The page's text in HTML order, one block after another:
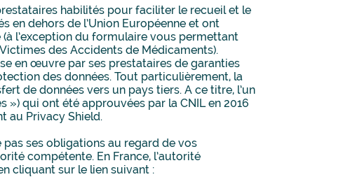
habilités pour faciliter le recueil et le
en dehors de l’Union Européenne et ont
l’exception du formulaire vous permettant
des Accidents de Médicaments).
en œuvre par ses prestataires de garanties
des données. Tout particulièrement, la
de données vers un pays tiers. A ce titre, l’un
») qui ont été approuvées par la CNIL en 2016
au Privacy Shield.
ses obligations au regard de vos
compétente. En France, l’autorité
cliquant sur le lien suivant :